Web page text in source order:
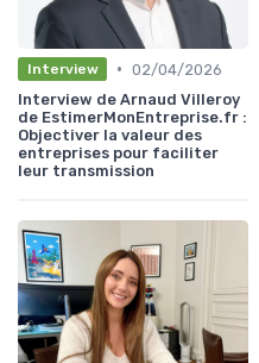
Interview • 02/04/2026
Interview de Arnaud Villeroy
de EstimerMonEntreprise.fr :
Objectiver la valeur des
entreprises pour faciliter
leur transmission